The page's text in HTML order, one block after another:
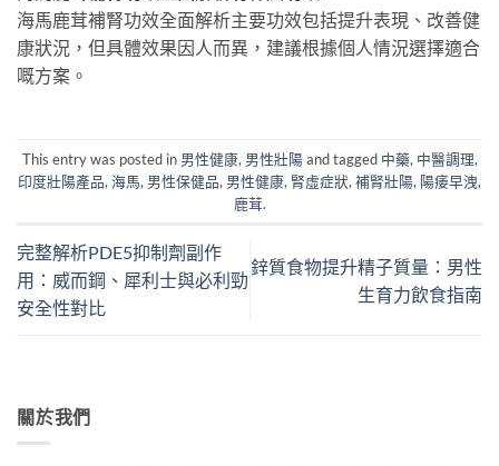
海馬鹿茸補腎功效全面解析主要功效包括提升表現、改善健
康狀況，但具體效果因人而異，建議根據個人情況選擇適合
嘅方案。
This entry was posted in 男性健康, 男性壯陽and tagged 中藥, 中醫調理,
印度壯陽產品, 海馬, 男性保健品, 男性健康, 腎虛症狀, 補腎壯陽, 陽痿早洩,
鹿茸.
完整解析PDE5抑制劑副作
用：威而鋼、犀利士與必利勁
安全性對比
鋅質食物提升精子質量：男性
生育力飲食指南
關於我們